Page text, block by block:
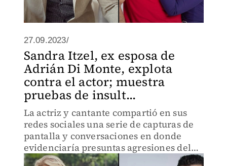
27.09.2023/
Sandra Itzel, ex esposa de
Adrián Di Monte, explota
contra el actor; muestra
pruebas de insult...
La actriz y cantante compartió en sus
redes sociales una serie de capturas de
pantalla y conversaciones en donde
evidenciaría presuntas agresiones del
actor en su contra.